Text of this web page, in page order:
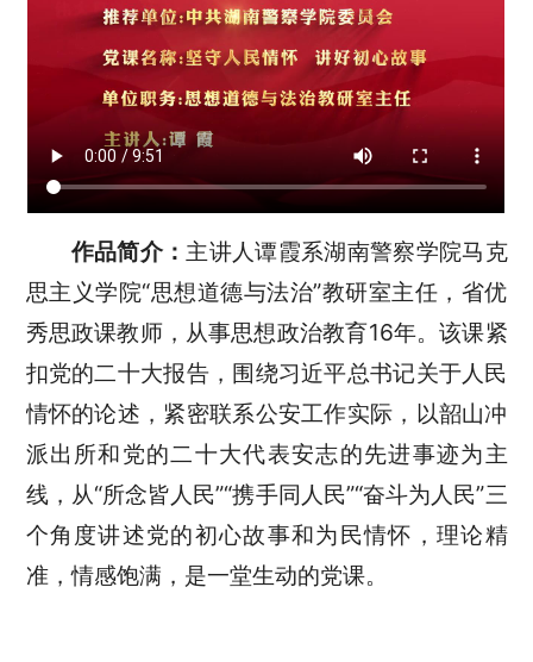
作品简介： 主讲人谭霞系湖南警察学院马克
思主义学院“思想道德与法治”教研室主任，省优
秀思政课教师，从事思想政治教育16年。该课紧
扣党的二十大报告，围绕习近平总书记关于人民
情怀的论述，紧密联系公安工作实际，以韶山冲
派出所和党的二十大代表安志的先进事迹为主
线，从“所念皆人民”“携手同人民”“奋斗为人民”三
个角度讲述党的初心故事和为民情怀，理论精
准，情感饱满，是一堂生动的党课。